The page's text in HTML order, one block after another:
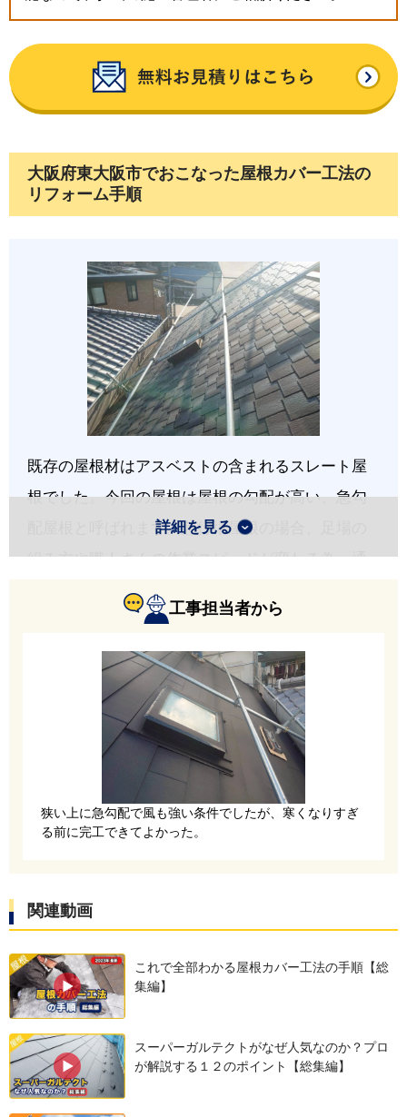
大阪府東大阪市でおこなった屋根カバー工法の
リフォーム手順
既存の屋根材はアスベストの含まれるスレート屋
根でした。今回の屋根は屋根の勾配が高い、急勾
配屋根と呼ばれます。急行場屋根の場合、足場の
組み方や職人さんの作業スピードが変わる為、通
常のお見積りに急勾配手間等がプラスでかかりま
水シートは、田島ルーフィングの釘打ちタイプ、
上、価格も20年耐久の商品と差額がないことか
ら、コストパフォーマンスに優れた防水シートで
す。
詳細を見る
工事担当者から
狭い上に急勾配で風も強い条件でしたが、寒くなりすぎ
る前に完工できてよかった。
関連動画
これで全部わかる屋根カバー工法の手順【総
集編】
スーパーガルテクトがなぜ人気なのか？プロ
が解説する１２のポイント【総集編】